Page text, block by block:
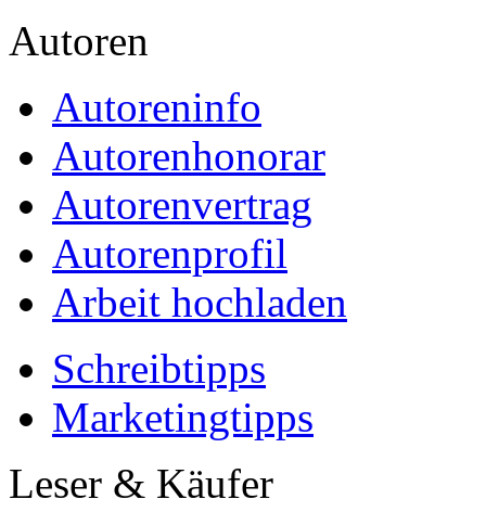
Autoren
Autoreninfo
Autorenhonorar
Autorenvertrag
Autorenprofil
Arbeit hochladen
Schreibtipps
Marketingtipps
Leser & Käufer